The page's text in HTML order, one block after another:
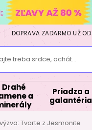
DOPRAVA ZADARMO UŽ
treba srdce, achát...
Drahé
a
Priadza a
galantéria
Tvorte z Jesmonite